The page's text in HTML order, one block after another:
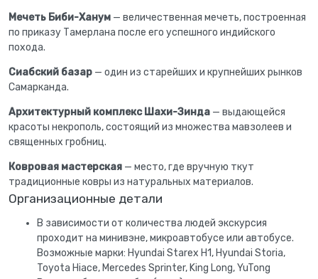
Мечеть Биби-Ханум — величественная мечеть, построенная
по приказу Тамерлана после его успешного индийского
похода.
Сиабский базар — один из старейших и крупнейших рынков
Самарканда.
Архитектурный комплекс Шахи-Зинда — выдающейся
красоты некрополь, состоящий из множества мавзолеев и
священных гробниц.
Ковровая мастерская — место, где вручную ткут
традиционные ковры из натуральных материалов.
Организационные детали
В зависимости от количества людей экскурсия
проходит на минивэне, микроавтобусе или автобусе.
Возможные марки: Hyundai Starex H1, Hyundai Storia,
Toyota Hiace, Mercedes Sprinter, King Long, YuTong